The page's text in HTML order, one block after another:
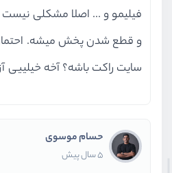
فیلیمو و ... اصلا مشکلی نیست
و قطع شدن پخش میشه. احتمال
سایت راکت باشه؟ آخه خیلییی
حسام موسوی
5 سال پیش